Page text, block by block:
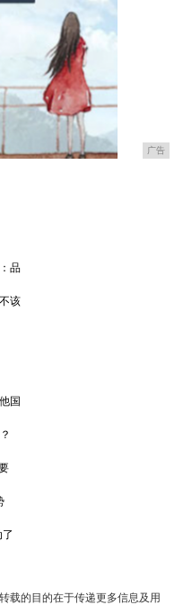
广告
品
该
国
载的目的在于传递更多信息及用